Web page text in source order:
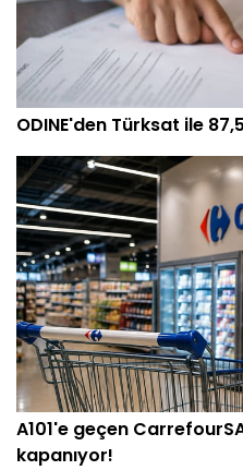
ODINE'den Türksat ile
A101'e geçen
kapanıyor!